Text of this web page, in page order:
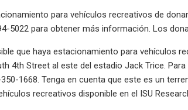
para vehículos recreativos de
5022 para obtener más información. Los
que haya estacionamiento para vehículos
4th Street al este del estadio Jack Trice.
1668. Tenga en cuenta que este es un
recreativos disponible en el ISU